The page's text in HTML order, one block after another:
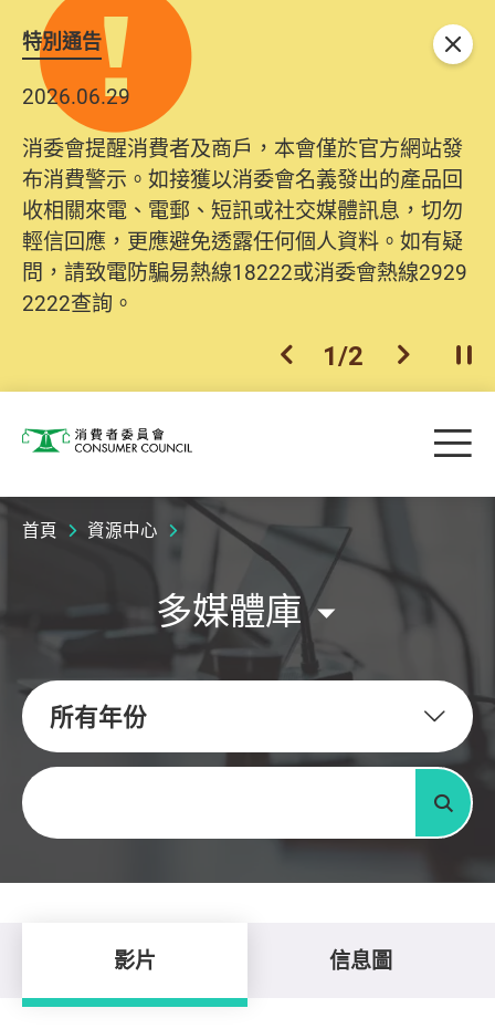
特別通告
2026.06.29
消委會提醒消費者及商戶，本會僅於官方網站發
布消費警示。如接獲以消委會名義發出的產品回
收相關來電、電郵、短訊或社交媒體訊息，切勿
輕信回應，更應避免透露任何個人資料。如有疑
問，請致電防騙易熱線18222或消委會熱線2929
2222查詢。
2025.10.31
為提升使用者體驗及網絡安全，本會的投訴處理
系統已經進行升級及推出新功能。由2025年11月
10日起，消費者需要提供基本聯絡資料（包括姓
名、電郵及電話）註冊帳戶，才可提交投訴、查
詢及建議。所有提交紀錄將清晰整合於帳戶中，
方便日後作出跟進。
上一個
2/2 下一個開
關閉
消費者委員會 目
首頁 資源中心
多媒體庫
所有年份
關鍵字
搜尋
影片 信息圖